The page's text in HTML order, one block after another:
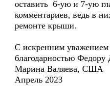
оставить 6-ую и 7-ую
комментариев, ведь в
ремонте крыши.
С искренним
благодарностью Федору
Марина Валяева, США
Апрель 2023